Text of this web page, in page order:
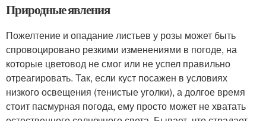
Природные явления
Пожелтение и опадание листьев у розы может быть
спровоцировано резкими изменениями в погоде, на
которые цветовод не смог или не успел правильно
отреагировать. Так, если куст посажен в условиях
низкого освещения (тенистые уголки), а долгое время
стоит пасмурная погода, ему просто может не хватать